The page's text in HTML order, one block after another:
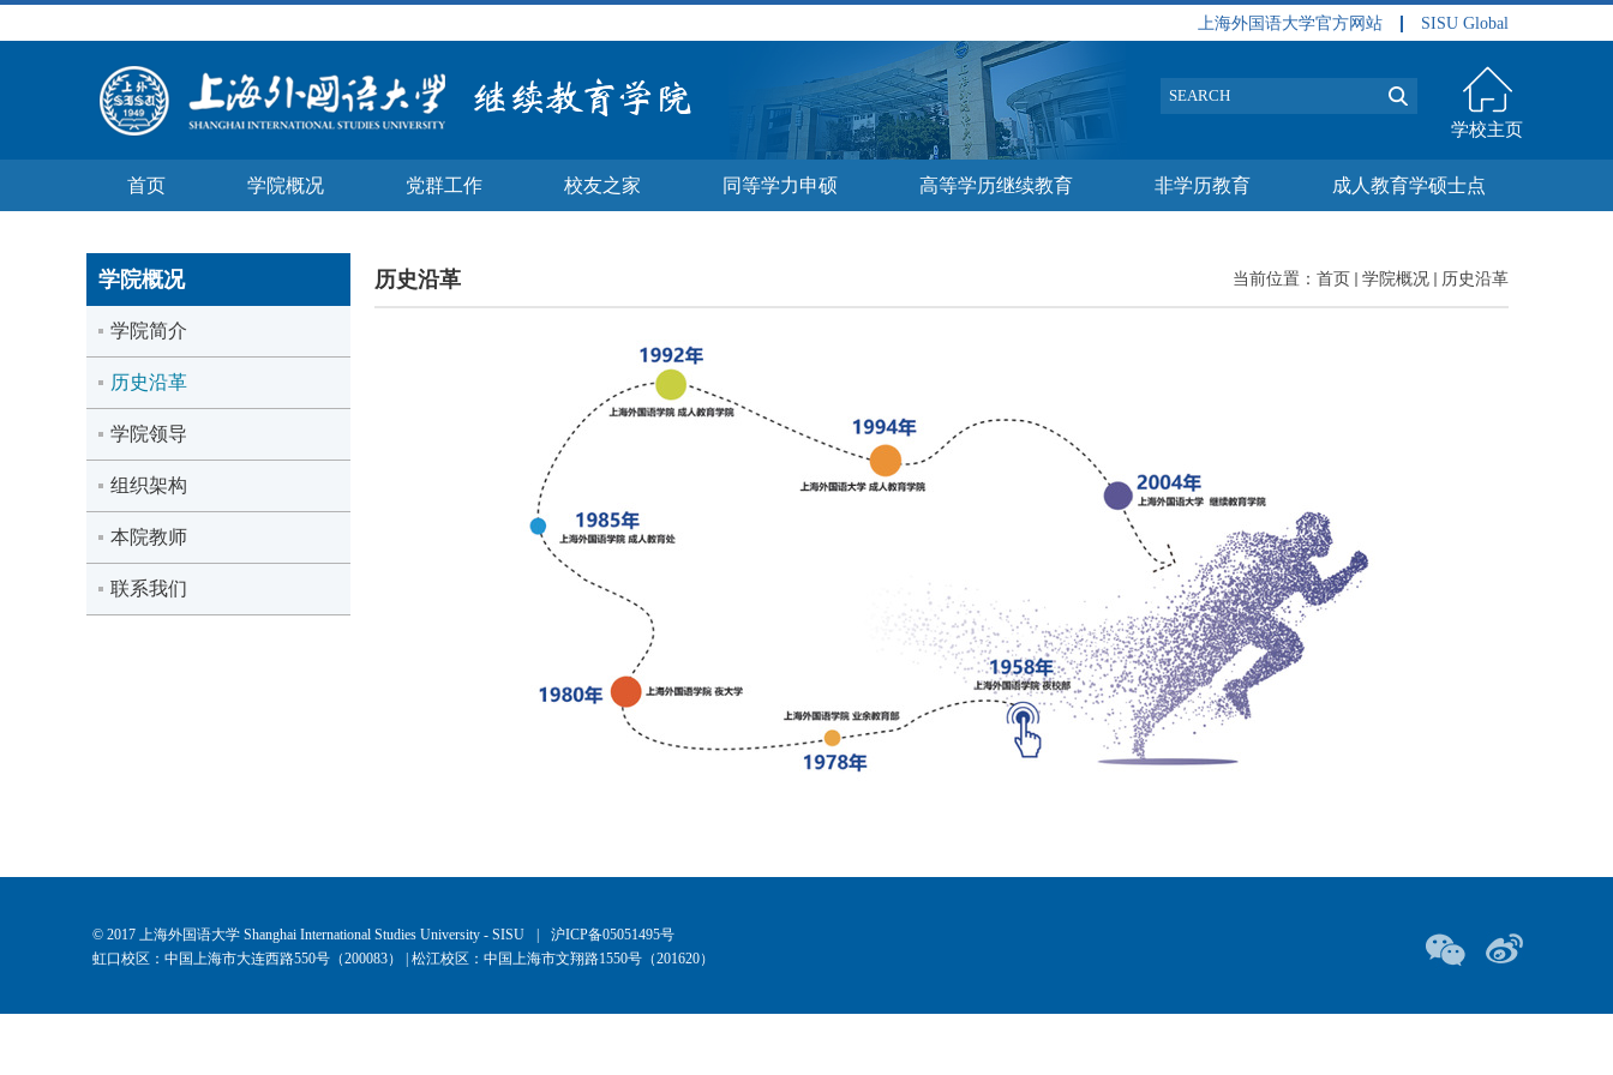
上海外国语大学官方网站 SISU Global
学校主页
首页 学院概况 党群工作 校友之家 同等学力申硕 高等学历继续教育 非学历教育 成人教育学硕士点
学院概况
学院简介
历史沿革
学院领导
组织架构
本院教师
联系我们
历史沿革 当前位置： 首页 学院概况 历史沿革
© 2017 上海外国语大学 Shanghai International Studies University - SISU
沪ICP备05051495号
虹口校区：中国上海市大连西路550号（200083） | 松江校区：中国上海市文翔路1550号（201620）